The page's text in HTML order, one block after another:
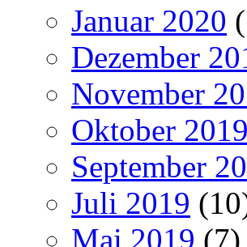
Januar 2020
Dezember
November
Oktober 2019
September
Juli 2019
Mai 2019 (7)